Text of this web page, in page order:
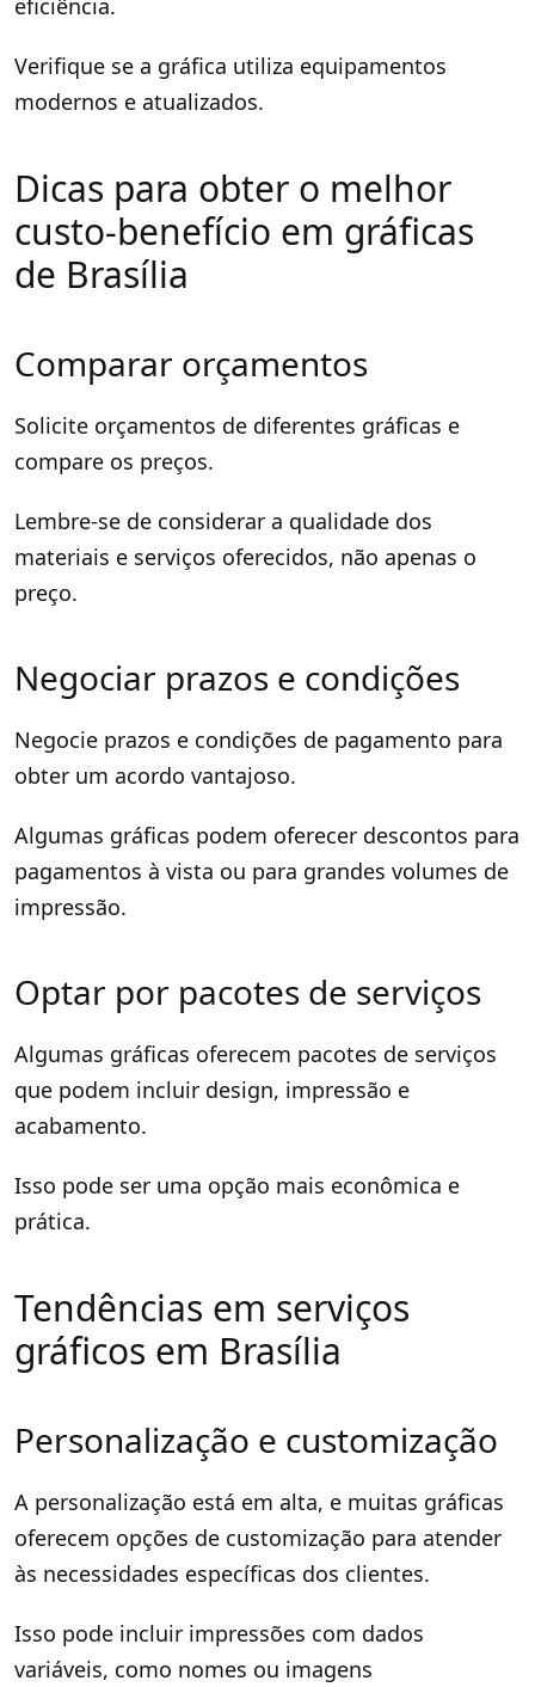
eficiência.
Verifique se a gráfica utiliza equipamentos
modernos e atualizados.
Dicas para obter o melhor
custo-benefício em gráficas
de Brasília
Comparar orçamentos
Solicite orçamentos de diferentes gráficas e
compare os preços.
Lembre-se de considerar a qualidade dos
materiais e serviços oferecidos, não apenas o
preço.
Negociar prazos e condições
Negocie prazos e condições de pagamento para
obter um acordo vantajoso.
Algumas gráficas podem oferecer descontos para
pagamentos à vista ou para grandes volumes de
impressão.
Optar por pacotes de serviços
Algumas gráficas oferecem pacotes de serviços
que podem incluir design, impressão e
acabamento.
Isso pode ser uma opção mais econômica e
prática.
Tendências em serviços
gráficos em Brasília
Personalização e customização
A personalização está em alta, e muitas gráficas
oferecem opções de customização para atender
às necessidades específicas dos clientes.
Isso pode incluir impressões com dados
variáveis, como nomes ou imagens